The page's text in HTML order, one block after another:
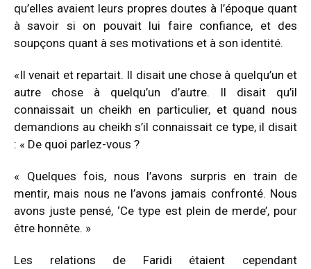
qu’elles avaient leurs propres doutes à l’époque quant
à savoir si on pouvait lui faire confiance, et des
soupçons quant à ses motivations et à son identité.
«Il venait et repartait. Il disait une chose à quelqu’un et
autre chose à quelqu’un d’autre. Il disait qu’il
connaissait un cheikh en particulier, et quand nous
demandions au cheikh s’il connaissait ce type, il disait
: « De quoi parlez-vous ?
« Quelques fois, nous l’avons surpris en train de
mentir, mais nous ne l’avons jamais confronté. Nous
avons juste pensé, ‘Ce type est plein de merde’, pour
être honnête. »
Les relations de Faridi étaient cependant